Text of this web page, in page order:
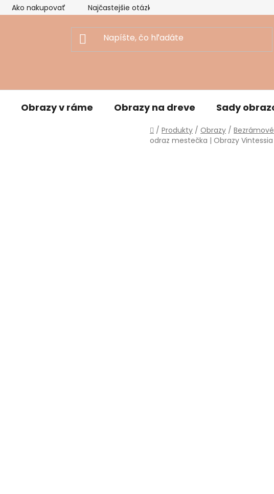
Ako nakupovať Najčastejšie otázky
Obrazy v ráme Obrazy na dreve Sady
Domov
/ Produkty / Obrazy /
odraz mestečka | Obrazy Vintessia